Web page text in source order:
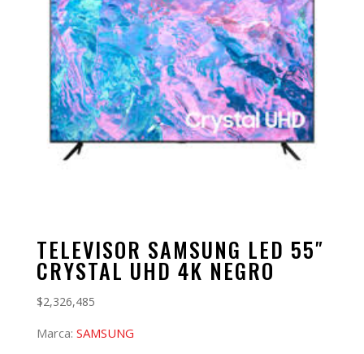
TELEVISOR SAMSUNG LED 55″
CRYSTAL UHD 4K NEGRO
$2,326,485
Marca: SAMSUNG